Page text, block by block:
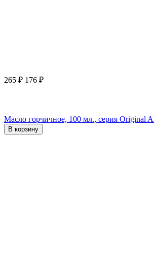
265 ₽ 176 ₽
Масло горчичное, 100 мл., серия Original
В корзину